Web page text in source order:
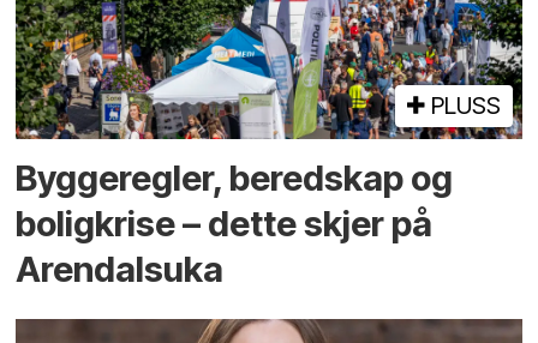
PLUSS
Bygge­regler, beredskap og
bolig­krise – dette skjer på
Arendals­uka